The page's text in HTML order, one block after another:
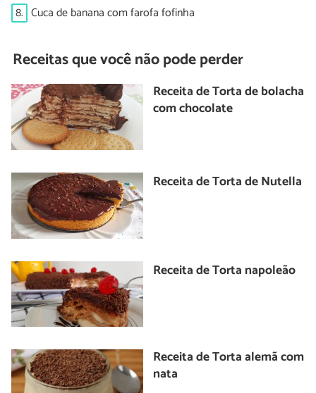
8. Cuca de banana com farofa fofinha
Receitas que você não pode perder
Receita de Torta de bolacha
com chocolate
Receita de Torta de Nutella
Receita de Torta napoleão
Receita de Torta alemã com
nata